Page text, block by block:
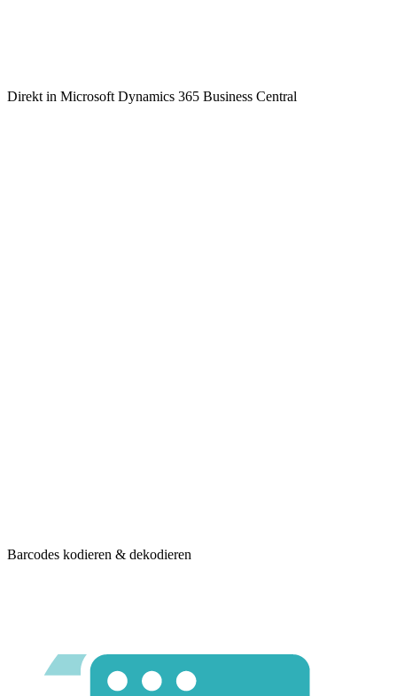
Direkt in Microsoft Dynamics 365 Business Central
Barcodes kodieren & dekodieren